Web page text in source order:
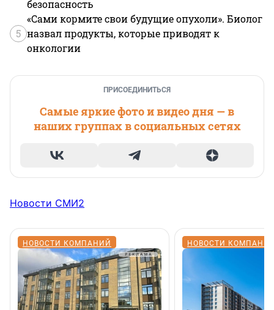
безопасность
5
«Сами кормите свои будущие опухоли». Биолог
назвал продукты, которые приводят к
онкологии
ПРИСОЕДИНИТЬСЯ
Самые яркие фото и видео дня — в
наших группах в социальных сетях
Новости СМИ2
НОВОСТИ КОМПАНИЙ НОВОСТИ